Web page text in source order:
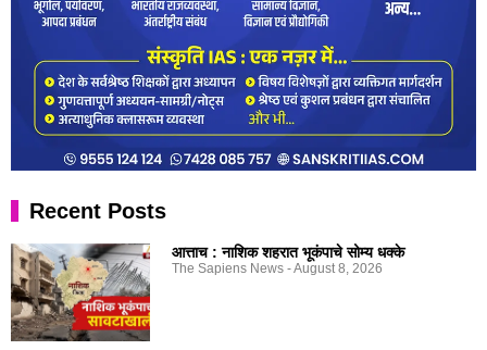
Recent Posts
आत्ताच : नाशिक शहरात भूकंपाचे सोम्य धक्के
The Sapiens News August 8, 2026